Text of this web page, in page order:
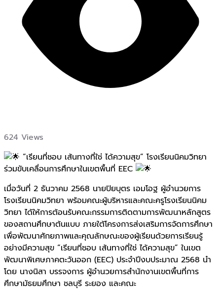
624 Views
“เรียนที่ชอบ เส้นทางที่ใช่ ได้ความสุข” โรงเรียนนิคมวิทยา
ร่วมขับเคลื่อนการศึกษาในเขตพื้นที่ EEC
เมื่อวันที่ 2 ธันวาคม 2568 นายปิยบุตร เอมโอฐ ผู้อำนวยการ
โรงเรียนนิคมวิทยา พร้อมคณะผู้บริหารและคณะครูโรงเรียนนิคม
วิทยา ได้ให้การต้อนรับคณะกรรมการติดตามการพัฒนาหลักสูตร
ของสถานศึกษาต้นแบบ ภายใต้โครงการส่งเสริมการจัดการศึกษา
เพื่อพัฒนาศักยภาพและคุณลักษณะของผู้เรียนด้วยการเรียนรู้
อย่างมีความสุข “เรียนที่ชอบ เส้นทางที่ใช่ ได้ความสุข” ในเขต
พัฒนาพิเศษภาคตะวันออก (EEC) ประจำปีงบประมาณ 2568 นำ
โดย นางนิสา บรรจงการ ผู้อำนวยการสำนักงานเขตพื้นที่การ
ศึกษามัธยมศึกษา ชลบุรี ระยอง และคณะ